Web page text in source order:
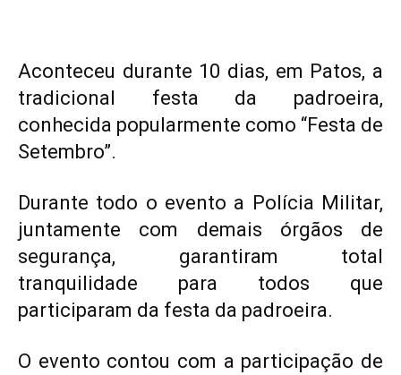
Aconteceu durante 10 dias, em Patos, a
tradicional festa da padroeira,
conhecida popularmente como “Festa de
Setembro”.
Durante todo o evento a Polícia Militar,
juntamente com demais órgãos de
segurança, garantiram total
tranquilidade para todos que
participaram da festa da padroeira.
O evento contou com a participação de